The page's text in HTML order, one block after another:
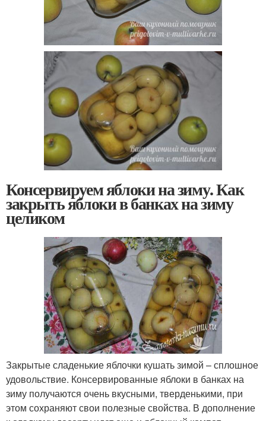
Консервируем яблоки на зиму. Как
закрыть яблоки в банках на зиму
целиком
Закрытые сладенькие яблочки кушать зимой – сплошное
удовольствие. Консервированные яблоки в банках на
зиму получаются очень вкусными, тверденькими, при
этом сохраняют свои полезные свойства. В дополнение